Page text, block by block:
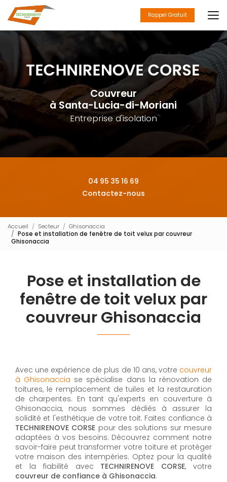
au
contenu
principal
Rappel Gratuit
Couvreur
à Santa-Lucia-di-Moriani
Entreprise d'isolation
04 95 35 16 69
Contactez-nous
Accueil Secteur
Ghisonaccia
Pose et installation de fenêtre de toit velux par couvreur
Ghisonaccia
Pose et installation de
fenêtre de toit velux par
couvreur Ghisonaccia
Avec une expérience de plus de 10 ans, votre couvreur
à Ghisonaccia se spécialise dans la rénovation de
toitures, le remplacement de tuiles et la restauration
de charpentes. En tant qu'experts en couverture à
Ghisonaccia, nous sommes dédiés à assurer la
solidité et l'esthétique de votre toit. Faites confiance à
TECHNIRENOVE CORSE pour des solutions sur mesure
adaptées à vos besoins. Découvrez comment notre
savoir-faire peut transformer votre toiture et protéger
votre maison des intempéries. Optez pour la qualité
et la fiabilité avec TECHNIRENOVE CORSE, votre
couvreur de confiance à Ghisonaccia.